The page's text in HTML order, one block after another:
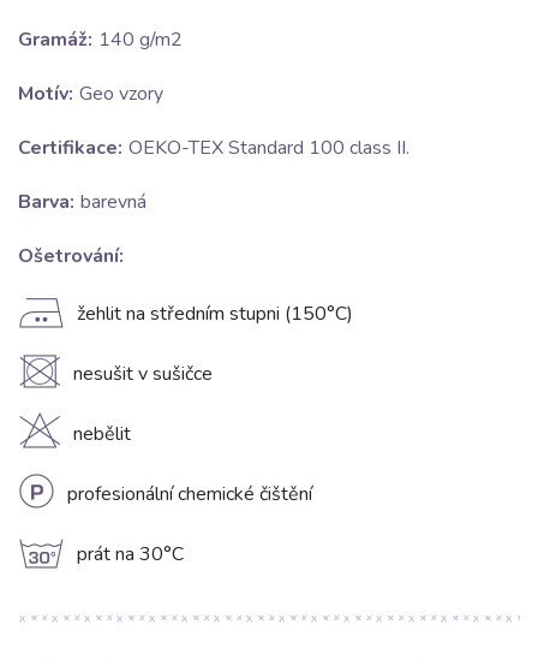
Gramáž: 140 g/m2
Motív: Geo vzory
Certifikace: OEKO-TEX Standard 100 class II.
Barva: barevná
Ošetrování:
E žehlit na středním stupni (150°C)
U nesušit v sušičce
H nebělit
L profesionální chemické čištění
g prát na 30°C